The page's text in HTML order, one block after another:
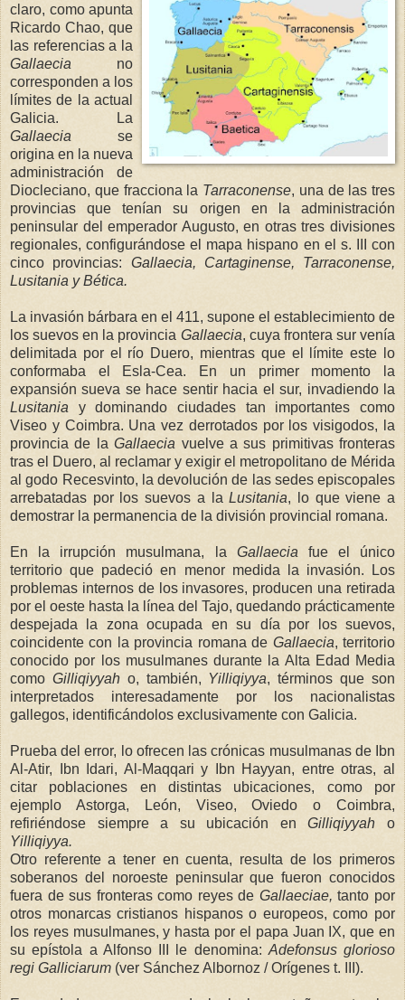
claro, como apunta
Ricardo Chao, que
las referencias a la
Gallaecia no
corresponden a los
límites de la actual
Galicia.
La
Gallaecia se
origina en la nueva
administración de
Diocleciano, que fracciona la Tarraconense, una de las tres
provincias que tenían su origen en la administración
peninsular del emperador Augusto, en otras tres divisiones
regionales, configurándose el mapa hispano en el s. III con
cinco provincias: Gallaecia, Cartaginense, Tarraconense,
Lusitania y Bética.
La invasión bárbara en el 411, supone el establecimiento de
los suevos en la provincia Gallaecia, cuya frontera sur venía
delimitada por el río Duero, mientras que el límite este lo
conformaba el Esla-Cea. En un primer momento la
expansión sueva se hace sentir hacia el sur, invadiendo la
Lusitania y dominando ciudades tan importantes como
Viseo y Coimbra. Una vez derrotados por los visigodos, la
provincia de
laGallaecia vuelve a sus primitivas fronteras
tras el Duero, al reclamar y exigir el metropolitano de Mérida
al godo Recesvinto, la devolución de las sedes episcopales
arrebatadas por los suevos a
laLusitania, lo que viene a
demostrar la permanencia de la división provincial romana.
En la irrupción musulmana, la Gallaecia fue el único
territorio que padeció en menor medida la invasión. Los
problemas internos de los invasores, producen una retirada
por el oeste hasta la línea del Tajo, quedando prácticamente
despejada la zona ocupada en su día por los suevos,
coincidente con la provincia romana de Gallaecia, territorio
conocido por los musulmanes durante la Alta Edad Media
como Gilliqiyyaho, también, Yilliqiyya, términos que son
interpretados interesadamente por los nacionalistas
gallegos, identificándolos exclusivamente con Galicia.
Prueba del error, lo ofrecen las crónicas musulmanas de Ibn
Al-Atir, Ibn Idari, Al-Maqqari y Ibn Hayyan, entre otras, al
citar poblaciones en distintas ubicaciones, como por
ejemplo Astorga, León, Viseo, Oviedo o Coimbra,
refiriéndose siempre a su ubicación enGilliqiyyaho
Yilliqiyya.
Otro referente a tener en cuenta, resulta de los primeros
soberanos del noroeste peninsular que fueron conocidos
fuera de sus fronteras como reyes de Gallaeciae, tanto por
otros monarcas cristianos hispanos o europeos, como por
los reyes musulmanes, y hasta por el papa Juan IX, que en
su epístola a Alfonso III le denomina: Adefonsus glorioso
regi Galliciarum (ver Sánchez Albornoz / Orígenes t. III).